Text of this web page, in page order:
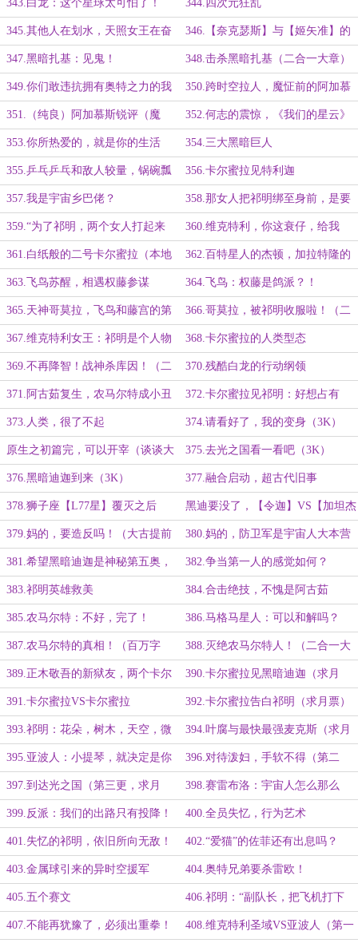
343.白龙：这个星球太可怕了！ 344.四次元狂乱
345.其他人在划水，天照女王在奋
战（为盟主【双子鸽】加更）
346.【奈克瑟斯】与【姬矢准】的
对视
347.黑暗扎基：见鬼！ 348.击杀黑暗扎基（二合一大章）
349.你们敢违抗拥有奥特之力的我
吗？
350.跨时空拉人，魔怔前的阿加慕
斯
351.（纯良）阿加慕斯锐评（魔
怔）阿加慕斯
352.何志的震惊，《我们的星云》
353.你所热爱的，就是你的生活 354.三大黑暗巨人
355.乒乓乒乓和敌人较量，锅碗瓢
盆都失去方向
356.卡尔蜜拉见特利迦
357.我是宇宙乡巴佬？ 358.那女人把祁明绑至身前，是要
迫祁明做她的性……
359.“为了祁明，两个女人打起来
了！”（3K）
360.维克特利，你这衰仔，给我
上，把黑暗巨人X翻！（3K）
361.白纸般的二号卡尔蜜拉（本地
人）【二合一大章】
362.百特星人的杰顿，加拉特隆的
援军
363.飞鸟苏醒，相遇权藤参谋
（3K）
364.飞鸟：权藤是鸽派？！
365.天神哥莫拉，飞鸟和藤宫的第
一次见面
366.哥莫拉，被祁明收服啦！（二
合一大章）
367.维克特利女王：祁明是个人物 368.卡尔蜜拉的人类型态
369.不再降智！战神杀库因！（二
合一大章）
370.残酷白龙的行动纲领
371.阿古茹复生，农马尔特成小丑 372.卡尔蜜拉见祁明：好想占有
他！（二合一大章）
373.人类，很了不起 374.请看好了，我的变身（3K）
原生之初篇完，可以开宰（谈谈大
古和后续走向）
375.去光之国看一看吧（3K）
376.黑暗迪迦到来（3K） 377.融合启动，超古代旧事
378.狮子座【L77星】覆灭之后 黑迪要没了，【令迦】VS【加坦杰
厄】（轻微剧透+思路）
379.妈的，要造反吗！（大古提前
出个镜）
380.妈的，防卫军是宇宙人大本营
吗！
381.希望黑暗迪迦是神秘第五奥，
拳打路西法脚踢卡拉法尔大帝
（3K）
382.争当第一人的感觉如何？
383.祁明英雄救美 384.合击绝技，不愧是阿古茹
（3K）
385.农马尔特：不好，完了！
（4K）
386.马格马星人：可以和解吗？
（百万字啦！）
387.农马尔特的真相！（百万字
啦！）
388.灭绝农马尔特人！（二合一大
章）
389.正木敬吾的新狱友，两个卡尔
蜜拉的动向
390.卡尔蜜拉见黑暗迪迦（求月
票）
391.卡尔蜜拉VS卡尔蜜拉 392.卡尔蜜拉告白祁明（求月票）
393.祁明：花朵，树木，天空，微
风，云彩，太阳，彩虹……
394.叶腐与最快最强麦克斯（求月
票）
395.亚波人：小提琴，就决定是你
了！
396.对待泼妇，手软不得（第二
更，求月票）
397.到达光之国（第三更，求月
票）
398.赛雷布洛：宇宙人怎么那么
坏！
399.反派：我们的出路只有投降！ 400.全员失忆，行为艺术
401.失忆的祁明，依旧所向无敌！ 402.“爱猫”的佐菲还有出息吗？
403.金属球引来的异时空援军 404.奥特兄弟要杀雷欧！
405.五个赛文 406.祁明：“副队长，把飞机打下
来！”
407.不能再犹豫了，必须出重拳！ 408.维克特利圣域VS亚波人（第一